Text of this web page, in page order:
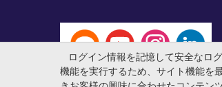
ログイン情報を記憶して安全なロ
機能を実行するため、サイト機能を